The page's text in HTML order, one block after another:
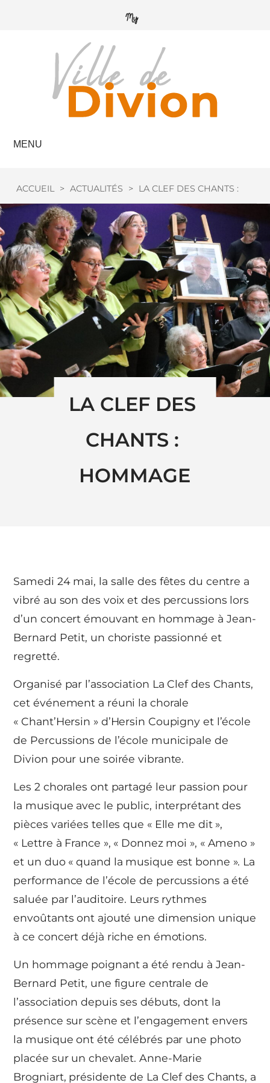
MENU
ACCUEIL > ACTUALITÉS > LA CLEF DES CHANTS :
LA CLEF DES
CHANTS :
HOMMAGE
Samedi 24 mai, la salle des fêtes du centre a
vibré au son des voix et des percussions lors
d’un concert émouvant en hommage à Jean-
Bernard Petit, un choriste passionné et
regretté.
Organisé par l’association La Clef des Chants,
cet événement a réuni la chorale
« Chant’Hersin » d’Hersin Coupigny et l’école
de Percussions de l’école municipale de
Divion pour une soirée vibrante.
Les 2 chorales ont partagé leur passion pour
la musique avec le public, interprétant des
pièces variées telles que « Elle me dit »,
« Lettre à France », « Donnez moi », « Ameno »
et un duo « quand la musique est bonne ». La
performance de l’école de percussions a été
saluée par l’auditoire. Leurs rythmes
envoûtants ont ajouté une dimension unique
à ce concert déjà riche en émotions.
Un hommage poignant a été rendu à Jean-
Bernard Petit, une figure centrale de
l’association depuis ses débuts, dont la
présence sur scène et l’engagement envers
la musique ont été célébrés par une photo
placée sur un chevalet. Anne-Marie
Brogniart, présidente de La Clef des Chants, a